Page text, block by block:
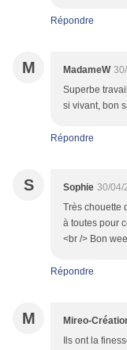
Répondre
M MadameW
Superbe
si vivant, bon
Répondre
S Sophie 30/04/
Très chouette
à toutes pour
<br /> Bon
Répondre
M Mireo-
Ils ont la